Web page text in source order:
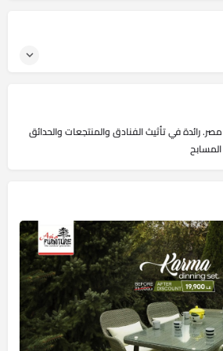
رائدة في تأثيث الفنادق والمنتجعات والحدائق